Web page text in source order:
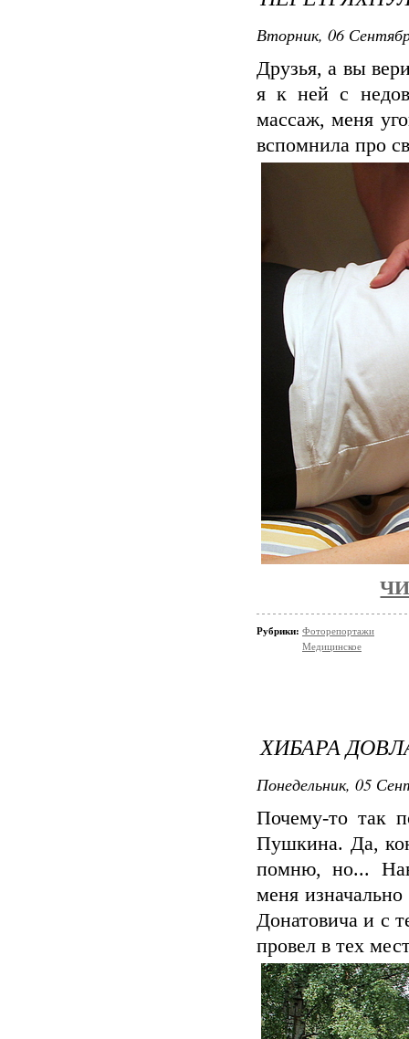
Вторник, 06
Друзья, а вы
я к ней с
массаж, меня
вспомнила про
Рубрики: Фоторепортажи
Медицинское
ХИБАРА
Понедельник, 05
Почему-то так
Пушкина. Да,
помню, но...
меня
Донатовича и с
провел в тех